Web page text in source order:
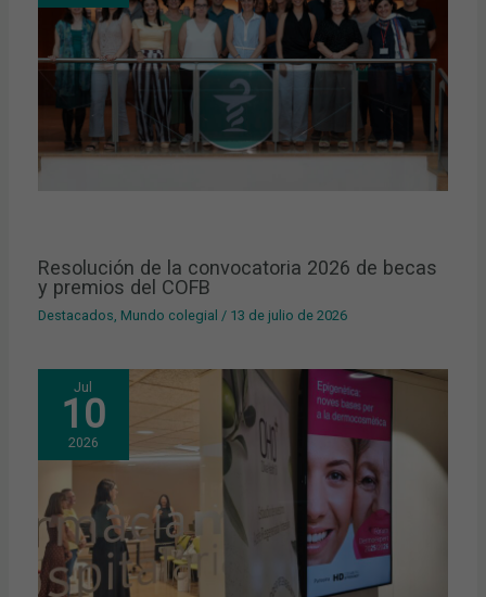
Resolución de la convocatoria 2026 de becas
y premios del COFB
Destacados Mundo colegial / 13 de julio de 2026
Jul
10
2026